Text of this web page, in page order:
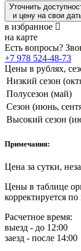
Уточнить
и цену на свои
в избранное
на карте
Есть вопросы?
+7 978 524-48-73
Цены в рублях,
Низкий сезон
Полусезон (май)
Сезон (июнь,
Высокий сезон
Примечания:
Цена за сутки,
Цены в таблице
корректируется
Расчетное время:
выезд - до 12:00
заезд - после 14:00